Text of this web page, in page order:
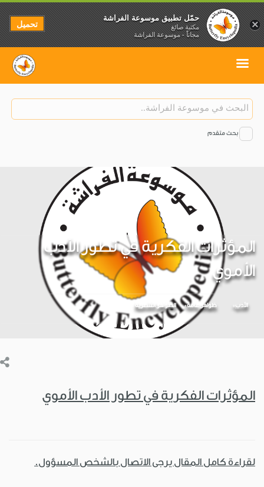
بحث متقدم
المؤثرات الفكرية في تطور الأدب
الأموي
الأدب ظواهر عامة الظواهر الشعرية
المؤثرات الفكرية في تطور الأدب الأموي
لقراءة كامل المقال يرجى الاتصال بالشخص المسؤول.
×
حمّل تطبيق موسوعة الفراشة
مكتبة صائغ
مجاناً - موسوعة الفراشة
تحميل